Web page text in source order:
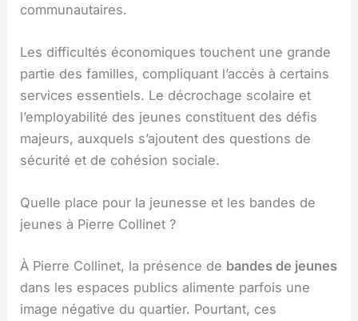
communautaires.
Les difficultés économiques touchent une grande
partie des familles, compliquant l’accès à certains
services essentiels. Le décrochage scolaire et
l’employabilité des jeunes constituent des défis
majeurs, auxquels s’ajoutent des questions de
sécurité et de cohésion sociale.
Quelle place pour la jeunesse et les bandes de
jeunes à Pierre Collinet ?
À Pierre Collinet, la présence de bandes de jeunes
dans les espaces publics alimente parfois une
image négative du quartier. Pourtant, ces